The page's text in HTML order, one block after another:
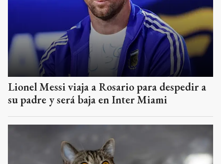
Lionel Messi viaja a Rosario para despedir a
su padre y será baja en Inter Miami